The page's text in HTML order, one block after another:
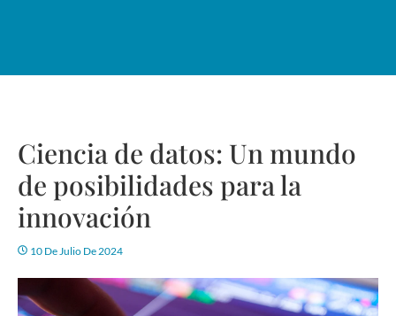
Ciencia de datos: Un mundo
de posibilidades para la
innovación
10 De Julio De 2024